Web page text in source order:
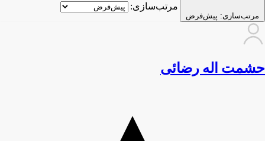
مرتب‌سازی: پیش‌فرض
مرتب‌سازی:
حشمت اله رضائی